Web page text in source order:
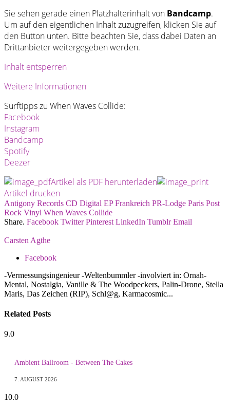
Sie sehen gerade einen Platzhalterinhalt von Bandcamp.
Um auf den eigentlichen Inhalt zuzugreifen, klicken Sie auf
den Button unten. Bitte beachten Sie, dass dabei Daten an
Drittanbieter weitergegeben werden.
Inhalt entsperren
Weitere Informationen
Surftipps zu When Waves Collide:
Facebook
Instagram
Bandcamp
Spotify
Deezer
Artikel als PDF herunterladen
Artikel drucken
Antigony Records CD Digital EP Frankreich PR-Lodge Paris Post
Rock Vinyl When Waves Collide
Share. Facebook Twitter Pinterest LinkedIn Tumblr Email
Carsten Agthe
Facebook
-Vermessungsingenieur -Weltenbummler -involviert in: Ornah-
Mental, Nostalgia, Vanille & The Woodpeckers, Palin-Drone, Stella
Maris, Das Zeichen (RIP), Schl@g, Karmacosmic...
Related Posts
9.0
Ambient Ballroom - Between The Cakes
7. AUGUST 2026
10.0